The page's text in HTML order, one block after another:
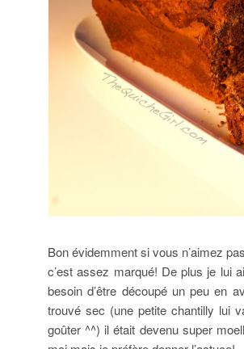
Bon évidemment si vous n’aimez
c’est assez marqué! De plus je lui
besoin d’être découpé un peu en
trouvé sec (une petite chantilly lui
goûter ^^) il était devenu super